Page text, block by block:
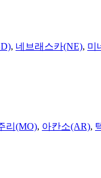
, 네브래스카(NE), 미
리(MO), 아칸소(AR),